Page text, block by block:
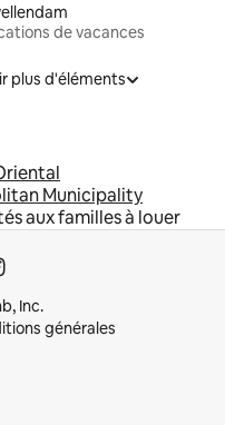
de vacances
plus d'éléments
Municipality
aux familles à louer
Inc.
générales